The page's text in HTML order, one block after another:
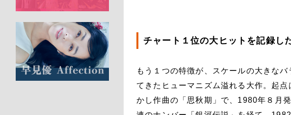
チャート１位の大ヒットを記録し
もう１つの特徴が、スケールの大きな
てきたヒューマニズム溢れる大作。起
かし作曲の「思秋期」で、1980年８月